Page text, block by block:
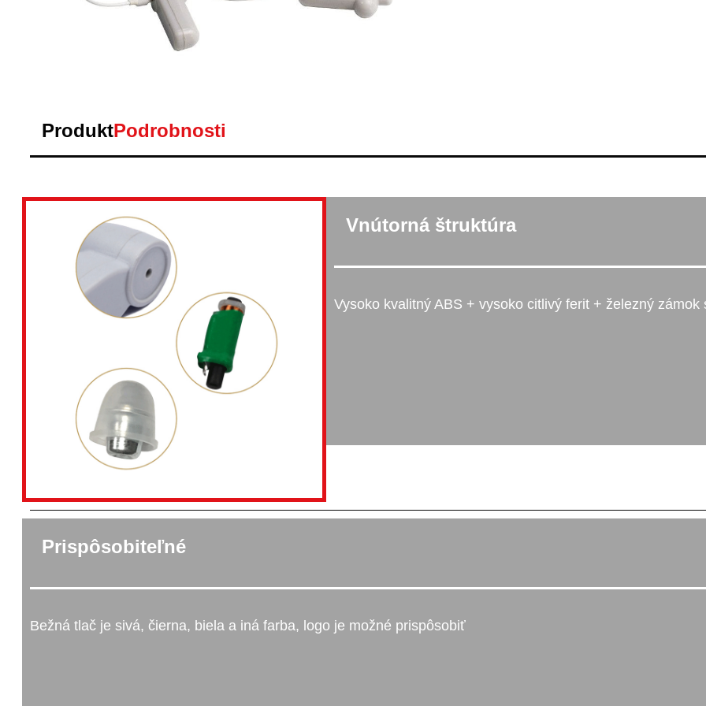
ProduktPodrobnosti
Vnútorná štruktúra
Vysoko kvalitný ABS + vysoko citlivý ferit + železný zámok
Prispôsobiteľné
Bežná tlač je sivá, čierna, biela a iná farba, logo je možné prispôsobiť